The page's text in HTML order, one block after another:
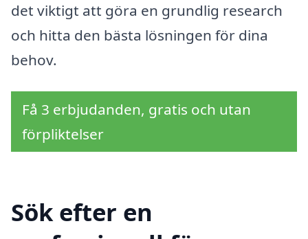
det viktigt att göra en grundlig research
och hitta den bästa lösningen för dina
behov.
Få 3 erbjudanden, gratis och utan
förpliktelser
Sök efter en